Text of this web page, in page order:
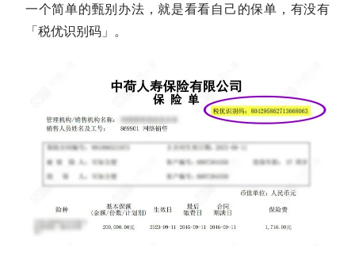
一个简单的甄别办法，就是看看自己的保单，有没有
「税优识别码」。